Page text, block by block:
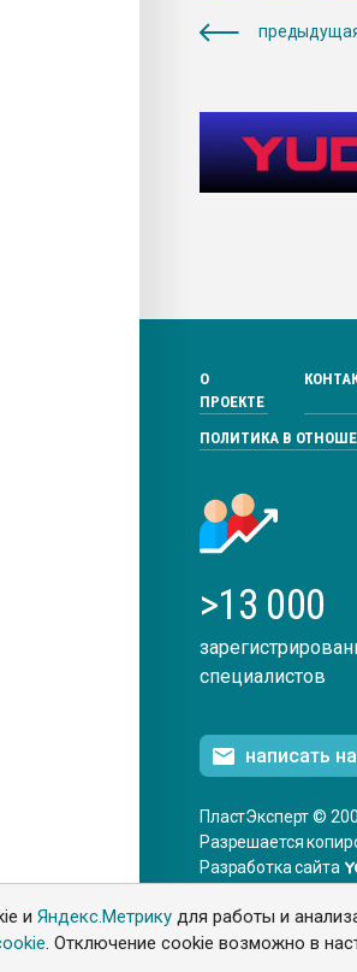
иЯндекс.Метрику для работы и
. Отключение cookie возможно в
О
ПРОЕКТЕ
ПОЛИТИКА В
>13 000
специалистов
написать
ПластЭксперт ©
Разрешается
Разработка сайта